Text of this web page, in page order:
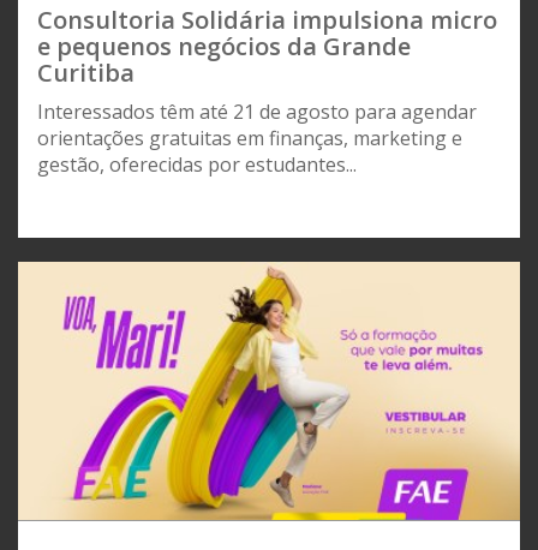
Consultoria Solidária impulsiona micro
e pequenos negócios da Grande
Curitiba
Interessados têm até 21 de agosto para agendar
orientações gratuitas em finanças, marketing e
gestão, oferecidas por estudantes...